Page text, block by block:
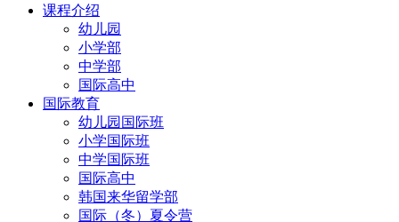
课程介绍
幼儿园
小学部
中学部
国际高中
国际教育
幼儿园国际班
小学国际班
中学国际班
国际高中
韩国来华留学部
国际（冬）夏令营